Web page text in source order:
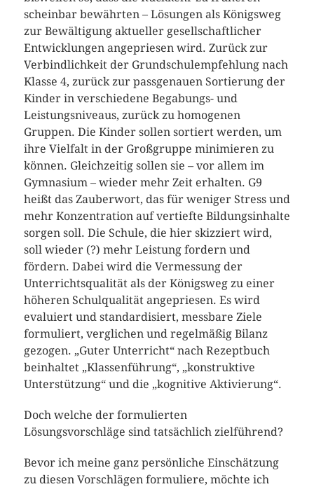
scheinbar bewährten – Lösungen als Königsweg
zur Bewältigung aktueller gesellschaftlicher
Entwicklungen angepriesen wird. Zurück zur
Verbindlichkeit der Grundschulempfehlung nach
Klasse 4, zurück zur passgenauen Sortierung der
Kinder in verschiedene Begabungs- und
Leistungsniveaus, zurück zu homogenen
Gruppen. Die Kinder sollen sortiert werden, um
ihre Vielfalt in der Großgruppe minimieren zu
können. Gleichzeitig sollen sie – vor allem im
Gymnasium – wieder mehr Zeit erhalten. G9
heißt das Zauberwort, das für weniger Stress und
mehr Konzentration auf vertiefte Bildungsinhalte
sorgen soll. Die Schule, die hier skizziert wird,
soll wieder (?) mehr Leistung fordern und
fördern. Dabei wird die Vermessung der
Unterrichtsqualität als der Königsweg zu einer
höheren Schulqualität angepriesen. Es wird
evaluiert und standardisiert, messbare Ziele
formuliert, verglichen und regelmäßig Bilanz
gezogen. „Guter Unterricht“ nach Rezeptbuch
beinhaltet „Klassenführung“, „konstruktive
Unterstützung“ und die „kognitive Aktivierung“.
Doch welche der formulierten
Lösungsvorschläge sind tatsächlich zielführend?
Bevor ich meine ganz persönliche Einschätzung
zu diesen Vorschlägen formuliere, möchte ich